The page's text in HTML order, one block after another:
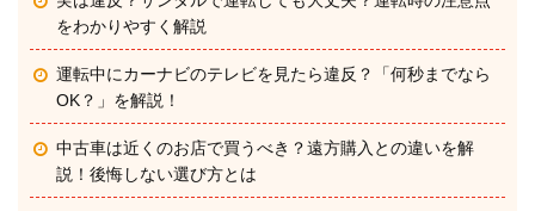
をわかりやすく解説
運転中にカーナビのテレビを見たら違反？「何秒までなら
OK？」を解説！
中古車は近くのお店で買うべき？遠方購入との違いを解
説！後悔しない選び方とは